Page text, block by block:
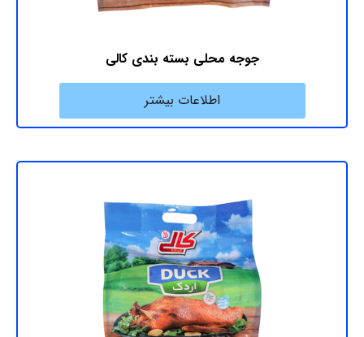
جوجه محلی بسته ‎بندی کالی
اطلاعات بیشتر